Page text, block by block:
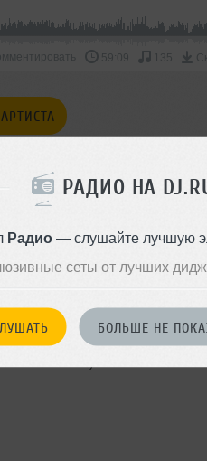
РАДИО НА
Радио— слушайте лучшую
сеты от лучших
БОЛЬШЕ НЕ
59:09 135
Foster Remix)